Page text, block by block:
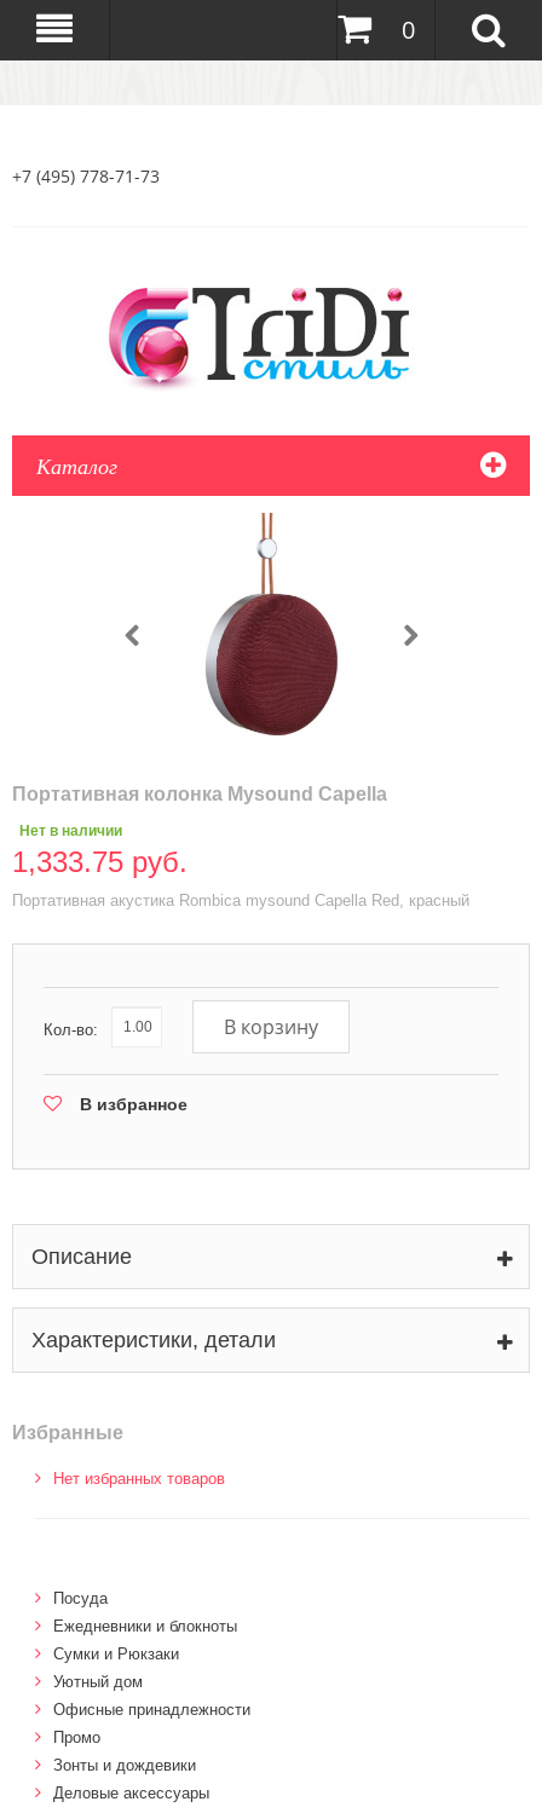
0
+7 (495) 778-71-73
Каталог
Портативная колонка Mysound Capella
Нет в наличии
1,333.75 руб.
Портативная акустика Rombica mysound Capella Red, красный
Кол-во: В корзину
В избранное
Описание
Характеристики, детали
Избранные
Нет избранных товаров
Посуда
Ежедневники и блокноты
Сумки и Рюкзаки
Уютный дом
Офисные принадлежности
Промо
Зонты и дождевики
Деловые аксессуары